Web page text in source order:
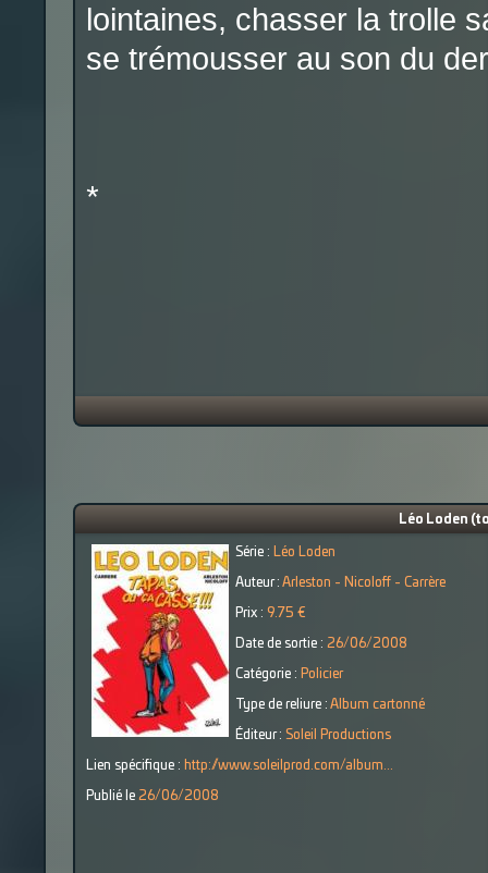
lointaines, chasser la trolle
se trémousser au son du
*
Léo Loden
Série : Léo Loden
Auteur : Arleston - Nicoloff - Carrère
Prix : 9.75 €
Date de sortie : 26/06/2008
Catégorie : Policier
Type de reliure : Album cartonné
Éditeur : Soleil Productions
Lien spécifique : http://www.soleilprod.com/album...
Publié le 26/06/2008